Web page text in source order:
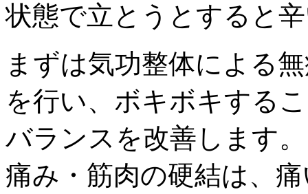
状態で立とうとすると
まずは気功整体による
を行い、ボキボキする
バランスを改善します。
痛み・筋肉の硬結は、